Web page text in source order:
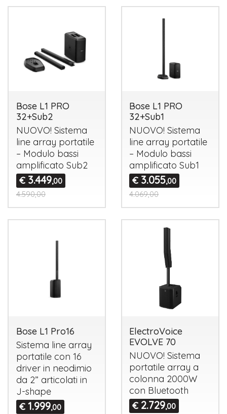
Bose L1 PRO
32+Sub2
NUOVO! Sistema
line array portatile
– Modulo bassi
amplificato Sub2
€ 3.449,00
4.590,00
Bose L1 PRO
32+Sub1
NUOVO! Sistema
line array portatile
– Modulo bassi
amplificato Sub1
€ 3.055,00
4.069,00
Bose L1 Pro16
Sistema line array
portatile con 16
driver in neodimio
da 2” articolati in
J-shape
€ 1.999,00
ElectroVoice
EVOLVE 70
NUOVO! Sistema
portatile array a
colonna 2000W
con Bluetooth
€ 2.729,00